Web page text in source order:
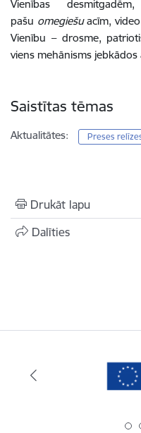
Vienības
pašu omegiešuacīm,
Vienību – drosme,
viens mehānisms jebkādos
Saistītas tēmas
Aktualitātes: Preses
Drukāt lapu
Dalīties